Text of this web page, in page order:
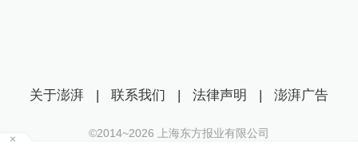
关于澎湃 | 联系我们 | 法律声明 | 澎湃广告
©2014~2026 上海东方报业有限公司